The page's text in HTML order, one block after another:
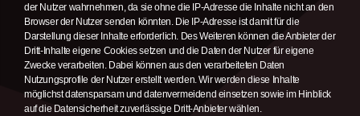
der Nutzer wahrnehmen, da sie ohne die IP-Adresse die Inhalte nicht an den
Browser der Nutzer senden könnten. Die IP-Adresse ist damit für die
Darstellung dieser Inhalte erforderlich. Des Weiteren können die Anbieter der
Dritt-Inhalte eigene Cookies setzen und die Daten der Nutzer für eigene
Zwecke verarbeiten. Dabei können aus den verarbeiteten Daten
Nutzungsprofile der Nutzer erstellt werden. Wir werden diese Inhalte
möglichst datensparsam und datenvermeidend einsetzen sowie im Hinblick
auf die Datensicherheit zuverlässige Dritt-Anbieter wählen.